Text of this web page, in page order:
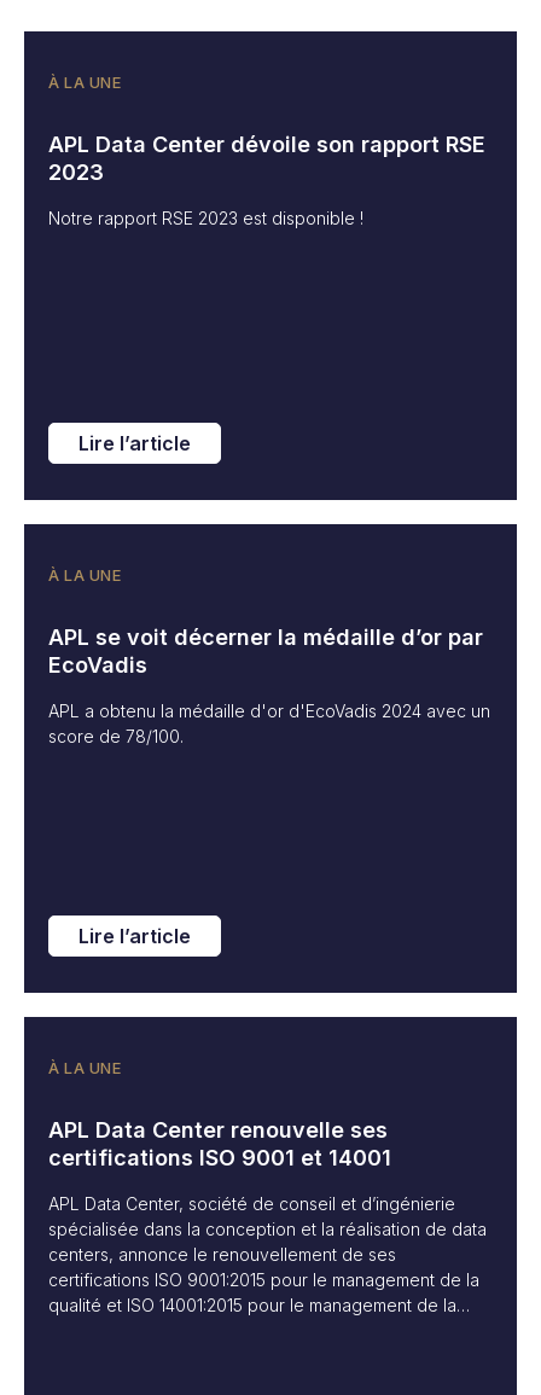
À LA UNE
APL Data Center dévoile son rapport RSE
2023
Notre rapport RSE 2023 est disponible !
Lire l’article
À LA UNE
APL se voit décerner la médaille d’or par
EcoVadis
APL a obtenu la médaille d'or d'EcoVadis 2024 avec un
score de 78/100.
Lire l’article
À LA UNE
APL Data Center renouvelle ses
certifications ISO 9001 et 14001
APL Data Center, société de conseil et d’ingénierie
spécialisée dans la conception et la réalisation de data
centers, annonce le renouvellement de ses
certifications ISO 9001:2015 pour le management de la
qualité et ISO 14001:2015 pour le management de la